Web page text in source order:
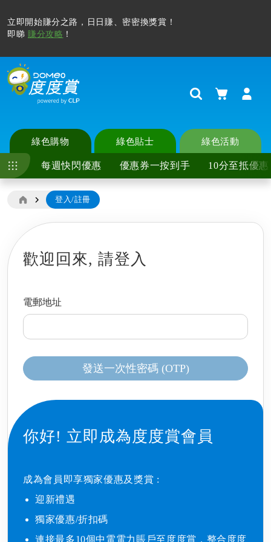
立即開始賺分之路，日日賺、密密換獎賞！
即睇 賺分攻略 ！
Search購物車
綠色購物
每週快閃優惠 優惠券一按到手 10分至抵優惠
綠色貼士 綠色活動
登入/註冊
歡迎回來, 請登入
電郵地址
發送一次性密碼 (OTP)
你好! 立即成為度度賞會員
成為會員即享獨家優惠及獎賞 : ​
迎新禮遇​
獨家優惠/折扣碼​
連接最多10個中電電力賬戶至度度賞，整合度度